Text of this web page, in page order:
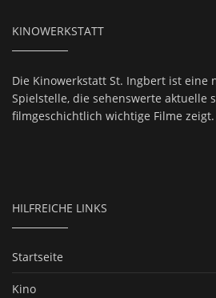
KINOWERKSTATT
Die Kinowerkstatt St. Ingbert ist eine
Spielstelle, die sehenswerte aktuelle
filmgeschichtlich wichtige Filme zeigt.
HILFREICHE LINKS
Startseite
Kino